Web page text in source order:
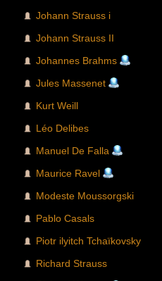
Johann Strauss i
Johann Strauss II
Johannes Brahms
Jules Massenet
Kurt Weill
Léo Delibes
Manuel De Falla
Maurice Ravel
Modeste Moussorgski
Pablo Casals
Piotr ilyitch Tchaïkovsky
Richard Strauss